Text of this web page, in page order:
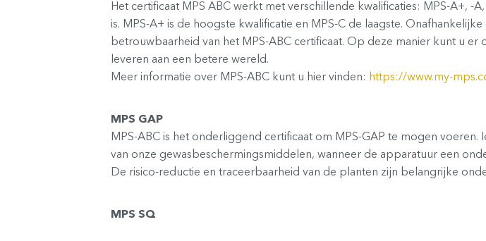
Het certificaat MPS ABC werkt met verschillende kwalificaties: MPS-A+,
is. MPS-A+ is de hoogste kwalificatie en MPS-C de laagste.
betrouwbaarheid van het MPS-ABC certificaat. Op deze manier kunt u
leveren aan een betere wereld.
Meer informatie over MPS-ABC kunt u hier vinden: https://www.my-
MPS GAP
MPS-ABC is het onderliggend certificaat om MPS-GAP te mogen
van onze gewasbeschermingsmiddelen, wanneer de apparatuur een
De risico-reductie en traceerbaarheid van de planten zijn belangrijke
MPS SQ